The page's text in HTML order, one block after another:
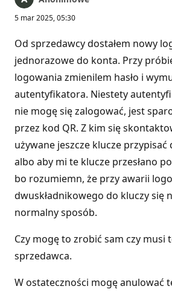
5 mar 2025, 05:30
Od sprzedawcy dostałem nowy
jednorazowe do konta. Przy
logowania zmienilem hasło i
autentyfikatora. Niestety
nie mogę się zalogować, jest
przez kod QR. Z kim się
używane jeszcze klucze
albo aby mi te klucze przesłano
bo rozumiemn, że przy awarii
dwuskładnikowego do kluczy się
normalny sposób.
Czy mogę to zrobić sam czy musi
sprzedawca.
W ostateczności mogę anulować